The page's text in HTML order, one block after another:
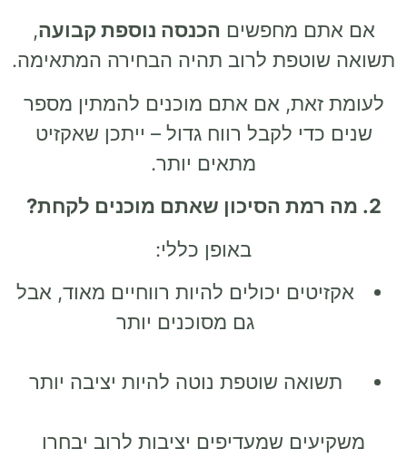
אם אתם מחפשים הכנסה נוספת קבועה,
תשואה שוטפת לרוב תהיה הבחירה המתאימה.
לעומת זאת, אם אתם מוכנים להמתין מספר
שנים כדי לקבל רווח גדול – ייתכן שאקזיט
מתאים יותר.
2. מה רמת הסיכון שאתם מוכנים לקחת?
באופן כללי:
אקזיטים יכולים להיות רווחיים מאוד, אבל
גם מסוכנים יותר
תשואה שוטפת נוטה להיות יציבה יותר
משקיעים שמעדיפים יציבות לרוב יבחרו